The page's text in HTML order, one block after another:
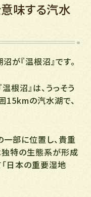
意味する汽水
が『温根沼』です。
根沼』は、うっそう
15kmの汽水湖で、
部に位置し、貴重
独特の生態系が形成
日本の重要湿地